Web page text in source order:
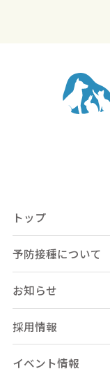
トップ
予防接種について
お知らせ
採用情報
イベント情報